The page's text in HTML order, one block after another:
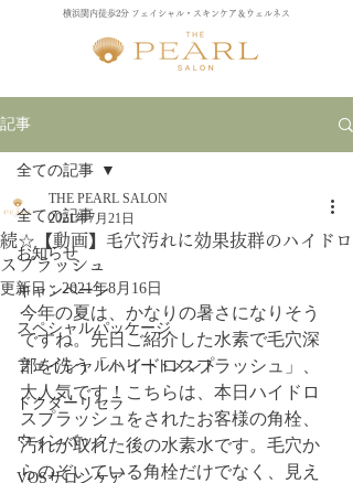
横浜関内徒歩2分 フェイシャル・スキンケア＆ウェルネス
記事
全ての記事
お知らせ
キャンペーン
スペシャルパッケージ
フェイシャルトリートメント
ドクターリセラ
ウィンバック
VOSサロンケア
全ての記事
続☆【動画】毛穴汚れに効果抜群のハイドロ
スプラッシュ
THE PEARL SALON
2021年7月21日
更新日：2021年8月16日
今年の夏は、かなりの暑さになりそう
ですね。先日ご紹介した水素で毛穴深
部を洗う「ハイドロスプラッシュ」、
大人気です！こちらは、本日ハイドロ
スプラッシュをされたお客様の角栓、
汚れが取れた後の水素水です。毛穴か
らのぞいている角栓だけでなく、見え